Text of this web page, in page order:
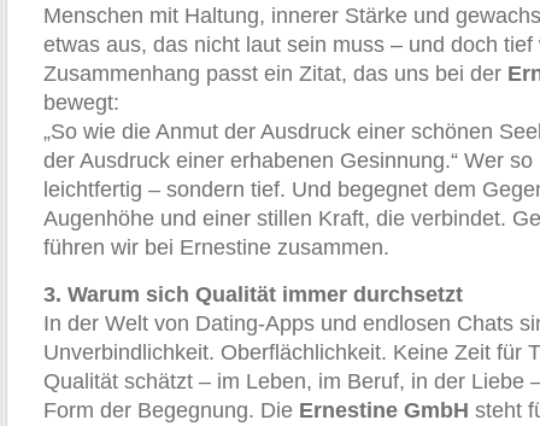
Menschen mit Haltung, innerer Stärke und
etwas aus, das nicht laut sein muss – und doch
Zusammenhang passt ein Zitat, das uns bei der
bewegt:
„So wie die Anmut der Ausdruck einer schönen
der Ausdruck einer erhabenen Gesinnung.“ Wer
leichtfertig – sondern tief. Und begegnet dem
Augenhöhe und einer stillen Kraft, die verbindet.
führen wir bei Ernestine zusammen.
3. Warum sich Qualität immer durchsetzt
In der Welt von Dating-Apps und endlosen Chats
Unverbindlichkeit. Oberflächlichkeit. Keine Zeit für
Qualität schätzt – im Leben, im Beruf, in der Liebe
Form der Begegnung. Die Ernestine GmbH steht